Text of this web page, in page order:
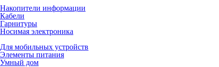
Накопители информации
Кабели
Гарнитуры
Носимая электроника
Для мобильных устройств
Элементы питания
Умный дом